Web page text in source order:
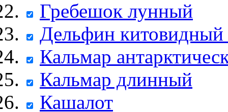
Гребешок лунный
Дельфин
Кальмар
Кальмар длинный
Кашалот